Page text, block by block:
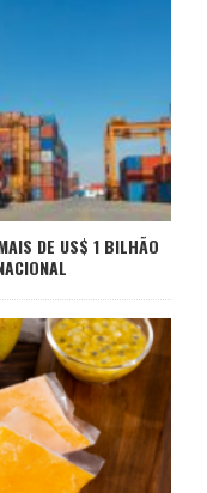
DE US$ 1 BILHÃO